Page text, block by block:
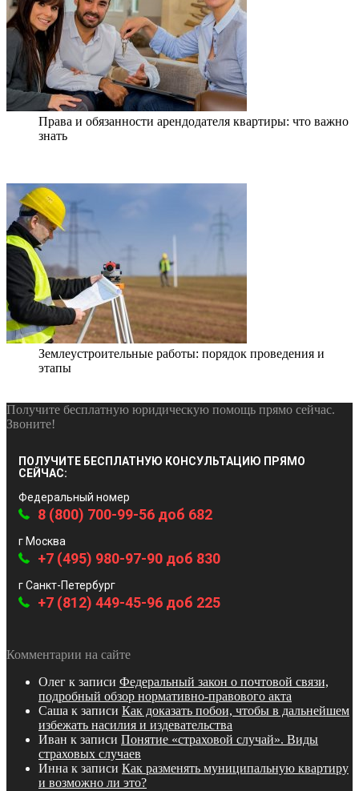
Права и обязанности арендодателя квартиры: что важно
знать
Землеустроительные работы: порядок проведения и
этапы
Получите бесплатную юридическую помощь прямо сейчас.
Звоните!
ПОЛУЧИТЕ БЕСПЛАТНУЮ КОНСУЛЬТАЦИЮ ПРЯМО
СЕЙЧАС:
Федеральный номер
8 (800) 700-99-56 доб 682
г Москва
+7 (495) 980-97-90 доб 830
г Санкт-Петербург
+7 (812) 449-45-96 доб 225
Комментарии на сайте
Олег к записи Федеральный закон о почтовой связи,
подробный обзор нормативно-правового акта
Саша к записи Как доказать побои, чтобы в дальнейшем
избежать насилия и издевательства
Иван к записи Понятие «страховой случай». Виды
страховых случаев
Инна к записи Как разменять муниципальную квартиру
и возможно ли это?